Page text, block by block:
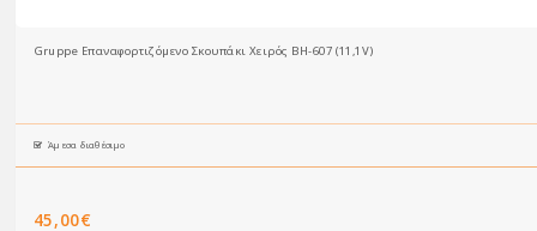
Gruppe Επαναφορτιζόμενο Σκουπάκι Χειρός BH-607 (11,1V)
Άμεσα διαθέσιμο
45,00€